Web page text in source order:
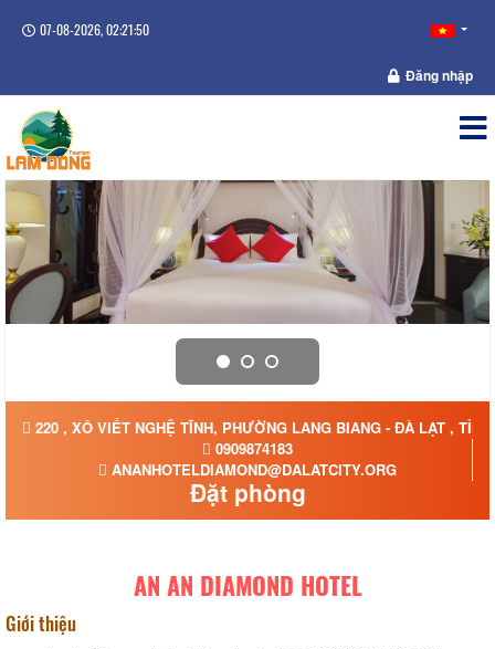
07-08-2026, 02:21:51
Đăng nhập
220 , XÔ VIẾT NGHỆ TĨNH, PHƯỜNG LANG BIANG - ĐÀ LẠT ,
0909874183
ANANHOTELDIAMOND@DALATCITY.ORG
Đặt phòng
AN AN DIAMOND HOTEL
Giới thiệu